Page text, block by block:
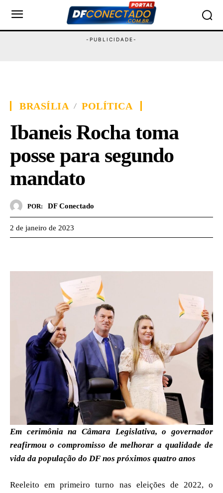
BRASÍLIA POLÍTICA
Ibaneis Rocha toma
posse para segundo
mandato
POR: DF Conectado
2 de janeiro de 2023
Em cerimônia na Câmara Legislativa, o governador
reafirmou o compromisso de melhorar a qualidade de
vida da população do DF nos próximos quatro anos
Reeleito em primeiro turno nas eleições de 2022, o